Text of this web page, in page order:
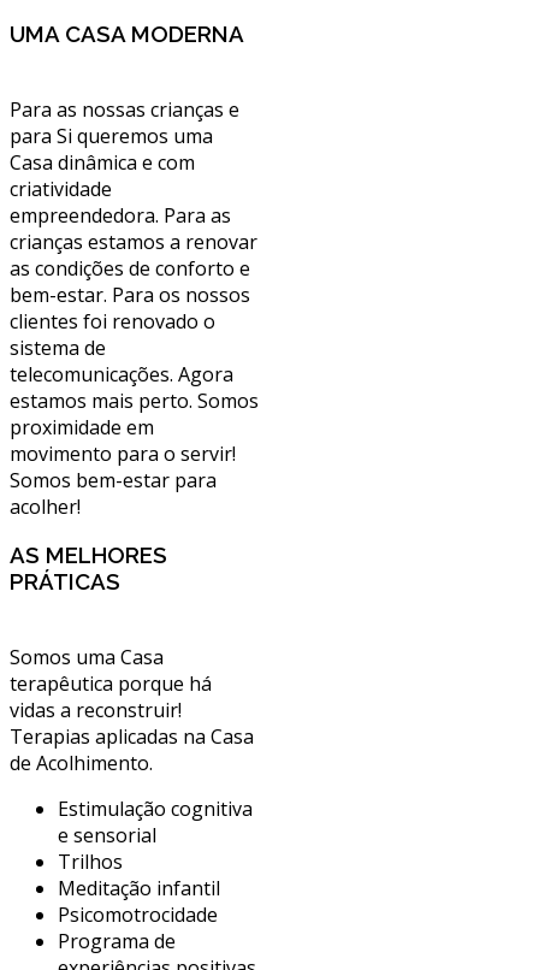
UMA CASA MODERNA
Para as nossas crianças e
para Si queremos uma
Casa dinâmica e com
criatividade
empreendedora. Para as
crianças estamos a renovar
as condições de conforto e
bem-estar. Para os nossos
clientes foi renovado o
sistema de
telecomunicações. Agora
estamos mais perto. Somos
proximidade em
movimento para o servir!
Somos bem-estar para
acolher!
AS MELHORES
PRÁTICAS
Somos uma Casa
terapêutica porque há
vidas a reconstruir!
Terapias aplicadas na Casa
de Acolhimento.
Estimulação cognitiva
e sensorial
Trilhos
Meditação infantil
Psicomotrocidade
Programa de